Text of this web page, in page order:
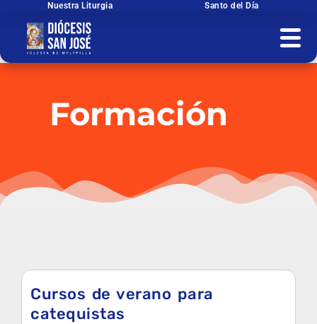
contenido
Nuestra Liturgia Santo del Día
Formación
Cursos de verano para
catequistas